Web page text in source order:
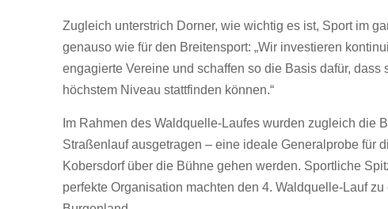
Zugleich unterstrich Dorner, wie wichtig es ist, Sport im
genauso wie für den Breitensport: „Wir investieren
engagierte Vereine und schaffen so die Basis dafür,
höchstem Niveau stattfinden können.“
Im Rahmen des Waldquelle-Laufes wurden zugleich die
Straßenlauf ausgetragen – eine ideale Generalprobe für
Kobersdorf über die Bühne gehen werden. Sportliche
perfekte Organisation machten den 4. Waldquelle-Lauf